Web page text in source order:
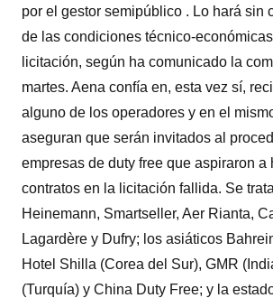
por el gestor semipúblico . Lo hará sin
de las condiciones técnico-
licitación, según ha comunicado la
martes. Aena confía en, esta vez sí,
alguno de los operadores y en el
aseguran que serán invitados al
empresas de duty free que aspiraron a
contratos en la licitación fallida. Se
Heinemann, Smartseller, Aer Rianta,
Lagardère y Dufry; los asiáticos
Hotel Shilla (Corea del Sur), GMR
(Turquía) y China Duty Free; y la